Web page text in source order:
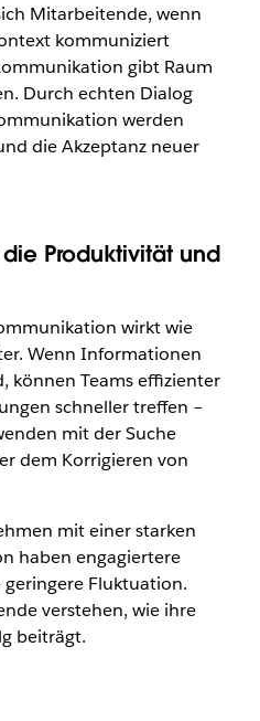
Mitarbeitende, wenn
kommuniziert
gibt Raum
Durch echten Dialog
werden
die Akzeptanz neuer
Produktivität und
wirkt wie
Wenn Informationen
können Teams effizienter
schneller treffen –
mit der Suche
dem Korrigieren von
mit einer starken
haben engagiertere
Fluktuation.
verstehen, wie ihre
beiträgt.